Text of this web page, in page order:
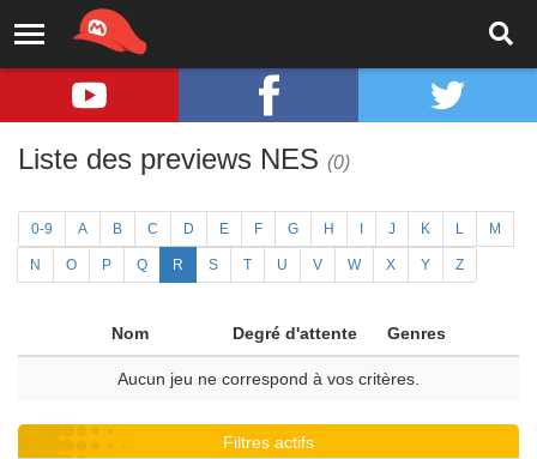
Liste des previews NES (0)
0-9 A B C D E F G H J K L M
N O P Q R S T U V W X Y Z
Nom Degré d'attente Genres
Aucun jeu ne correspond à vos critères.
Filtres actifs